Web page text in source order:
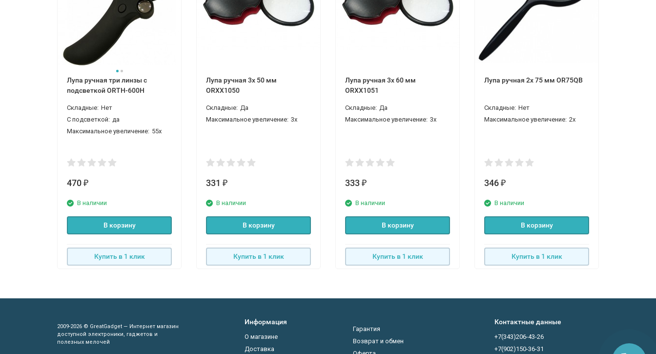
Лупа ручная три линзы с
подсветкой ORTH-600H
Складные: Нет
С подсветкой: да
Максимальное увеличение: 55x
470 ₽
В наличии
В корзину
Купить в 1 клик
Лупа ручная 3x 50 мм
ORXX1050
Складные: Да
Максимальное увеличение: 3x
331 ₽
В наличии
В корзину
Купить в 1 клик
Лупа ручная 3x 60 мм
ORXX1051
Складные: Да
Максимальное увеличение: 3x
333 ₽
В наличии
В корзину
Купить в 1 клик
Лупа ручная 2x 75 мм OR75QB
Складные: Нет
Максимальное увеличение: 2x
346 ₽
В наличии
В корзину
Купить в 1 клик
2009-2026 © GreatGadget — Интернет магазин
доступной электроники, гаджетов и
полезных мелочей
Информация
О магазине
Доставка
Гарантия
Возврат и обмен
Контактные данные
+7(343)206-43-26
+7(902)150-36-31